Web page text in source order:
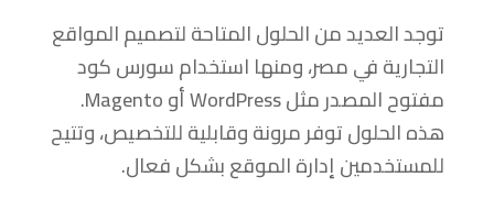
توجد العديد من الحلول المتاحة لتصميم المواقع
التجارية في مصر، ومنها استخدام سورس كود
مفتوح المصدر مثل WordPress أو Magento.
هذه الحلول توفر مرونة وقابلية للتخصيص، وتتيح
للمستخدمين إدارة الموقع بشكل فعال.